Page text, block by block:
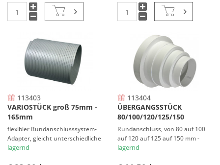
113403
VARIOSTÜCK groß 75mm -
165mm
flexibler Rundanschlusssystem-
Adapter, gleicht unterschiedliche
lagernd
113404
ÜBERGANGSSTÜCK
80/100/120/125/150
Rundanschluss, von 80 auf 100
auf 120 auf 125 auf 150 mm -
System
lagernd